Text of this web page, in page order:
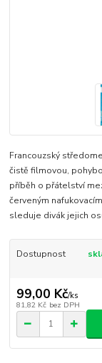
Francouzský
čistě filmovou,
příběh o přátelství
červeným
sleduje divák jejich
Dostupnost
99,00 Kč/ks
81,82 Kč bez DPH